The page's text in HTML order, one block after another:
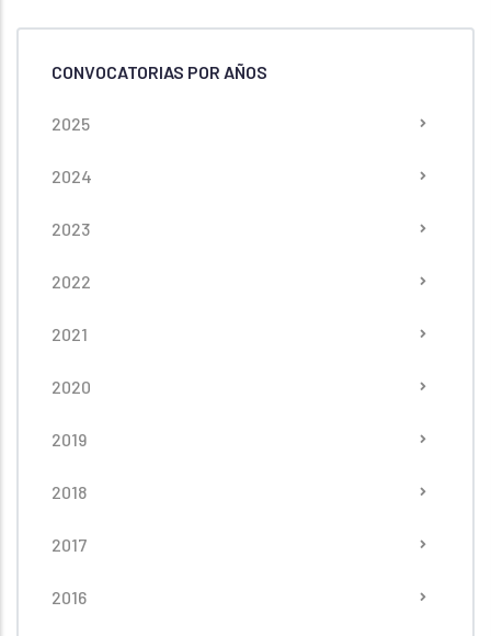
CONVOCATORIAS POR AÑOS
2025
2024
2023
2022
2021
2020
2019
2018
2017
2016